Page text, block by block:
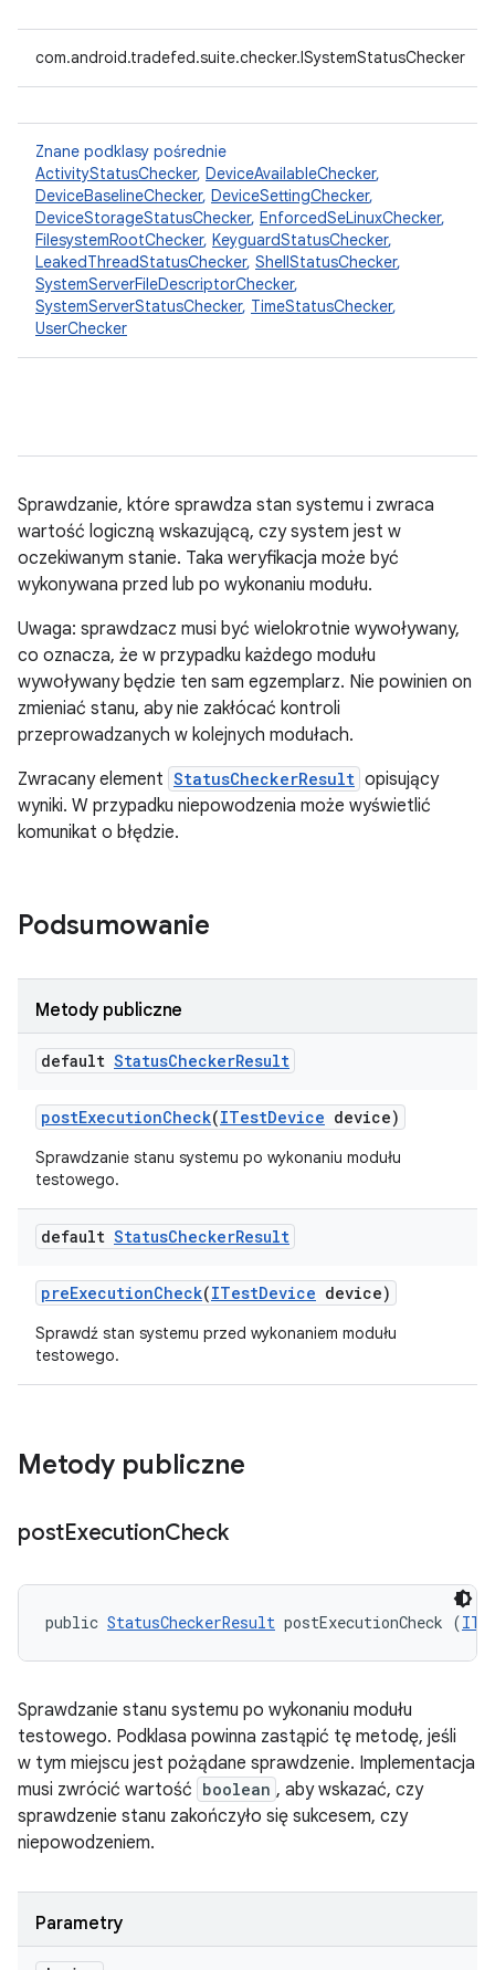
com.android.tradefed.suite.checker.ISystemStatusChecker
Znane podklasy pośrednie
ActivityStatusChecker, DeviceAvailableChecker,
DeviceBaselineChecker, DeviceSettingChecker,
DeviceStorageStatusChecker, EnforcedSeLinuxChecker,
FilesystemRootChecker, KeyguardStatusChecker,
LeakedThreadStatusChecker, ShellStatusChecker,
SystemServerFileDescriptorChecker,
SystemServerStatusChecker, TimeStatusChecker,
UserChecker
Sprawdzanie, które sprawdza stan systemu i zwraca
wartość logiczną wskazującą, czy system jest w
oczekiwanym stanie. Taka weryfikacja może być
wykonywana przed lub po wykonaniu modułu.
Uwaga: sprawdzacz musi być wielokrotnie wywoływany,
co oznacza, że w przypadku każdego modułu
wywoływany będzie ten sam egzemplarz. Nie powinien on
zmieniać stanu, aby nie zakłócać kontroli
przeprowadzanych w kolejnych modułach.
Zwracany element StatusCheckerResult opisujący
wyniki. W przypadku niepowodzenia może wyświetlić
komunikat o błędzie.
Podsumowanie
Metody publiczne
default StatusCheckerResult
postExecutionCheck(ITestDevice device)
Sprawdzanie stanu systemu po wykonaniu modułu
testowego.
default StatusCheckerResult
preExecutionCheck(ITestDevice device)
Sprawdź stan systemu przed wykonaniem modułu
testowego.
Metody publiczne
postExecutionCheck
public StatusCheckerResult postExecutionCheck (
Sprawdzanie stanu systemu po wykonaniu modułu
testowego. Podklasa powinna zastąpić tę metodę, jeśli
w tym miejscu jest pożądane sprawdzenie. Implementacja
musi zwrócić wartość boolean , aby wskazać, czy
sprawdzenie stanu zakończyło się sukcesem, czy
niepowodzeniem.
Parametry